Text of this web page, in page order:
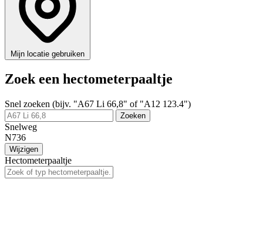
Mijn locatie gebruiken
Zoek een hectometerpaaltje
Snel zoeken (bijv. "A67 Li 66,8" of "A12 123.4")
Zoeken
Snelweg
N736
Wijzigen
Hectometerpaaltje